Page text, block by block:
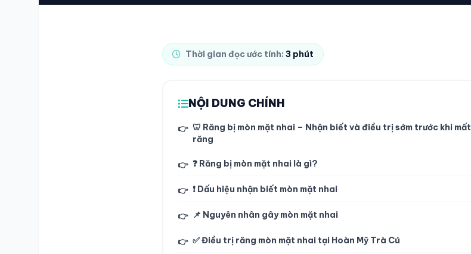
Thời gian đọc ước tính: 3 phút
NỘI DUNG CHÍNH
👉 🦷 Răng bị mòn mặt nhai – Nhận biết và điều trị sớm trước khi mất
răng
👉 ❓ Răng bị mòn mặt nhai là gì?
👉 ❗ Dấu hiệu nhận biết mòn mặt nhai
👉 📌 Nguyên nhân gây mòn mặt nhai
👉 ✅ Điều trị răng mòn mặt nhai tại Hoàn Mỹ Trà Cú